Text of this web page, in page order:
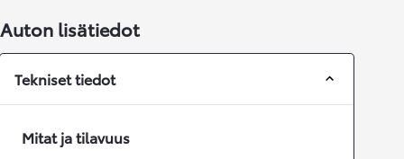
Auton lisätiedot
Tekniset tiedot
Mitat ja tilavuus